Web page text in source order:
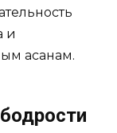
и
асанам.